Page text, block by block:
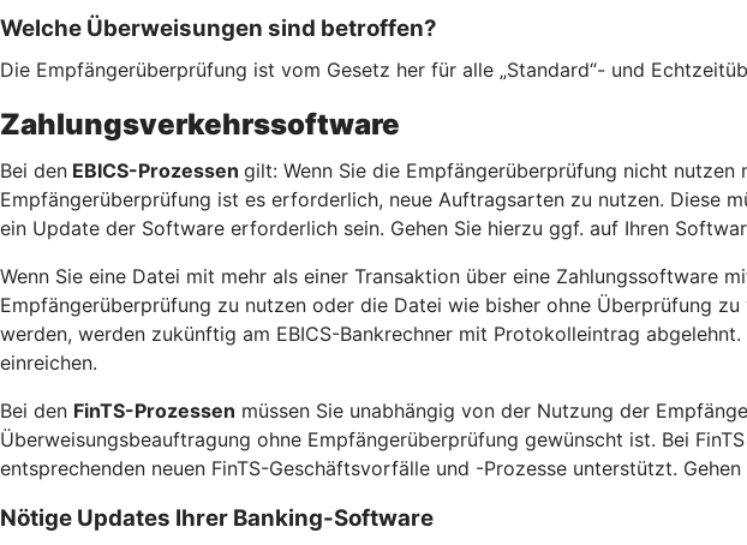
Welche Überweisungen sind betroffen?
Die Empfängerüberprüfung ist vom Gesetz her für alle „Standard“- und
Zahlungsverkehrssoftware
Bei den EBICS-Prozessen gilt: Wenn Sie die Empfängerüberprüfung nicht
Empfängerüberprüfung ist es erforderlich, neue Auftragsarten zu nutzen. Diese
ein Update der Software erforderlich sein. Gehen Sie hierzu ggf. auf Ihren
Wenn Sie eine Datei mit mehr als einer Transaktion über eine Zahlungssoftware
Empfängerüberprüfung zu nutzen oder die Datei wie bisher ohne Überprüfung
werden, werden zukünftig am EBICS-Bankrechner mit Protokolleintrag
einreichen.
Bei den FinTS-Prozessen müssen Sie unabhängig von der Nutzung der
Überweisungsbeauftragung ohne Empfängerüberprüfung gewünscht ist. Bei
entsprechenden neuen FinTS-Geschäftsvorfälle und -Prozesse unterstützt.
Nötige Updates Ihrer Banking-Software